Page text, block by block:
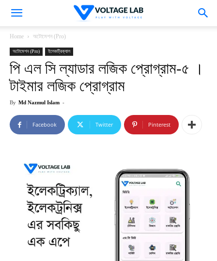
VoltageLab
Home অটোমেশন (Pro)
অটোমেশন (Pro) ইলেকট্রিক্যাল
পি এল সি ল্যাডার লজিক প্রোগ্রাম-৫ ।
টাইমার লজিক প্রোগ্রাম
By Md Nazmul Islam -
Facebook Twitter Pinterest